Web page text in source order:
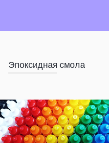
Эпоксидная смола